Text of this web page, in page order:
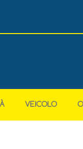
VEICOLO